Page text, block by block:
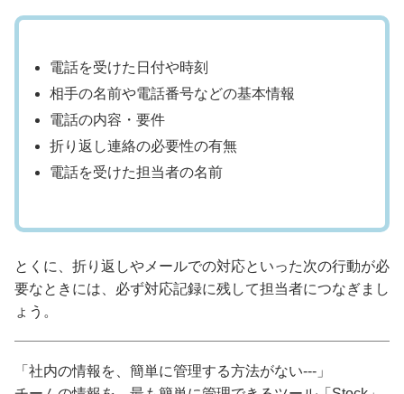
電話を受けた日付や時刻
相手の名前や電話番号などの基本情報
電話の内容・要件
折り返し連絡の必要性の有無
電話を受けた担当者の名前
とくに、折り返しやメールでの対応といった次の行動が必
要なときには、必ず対応記録に残して担当者につなぎまし
ょう。
「社内の情報を、簡単に管理する方法がない---」